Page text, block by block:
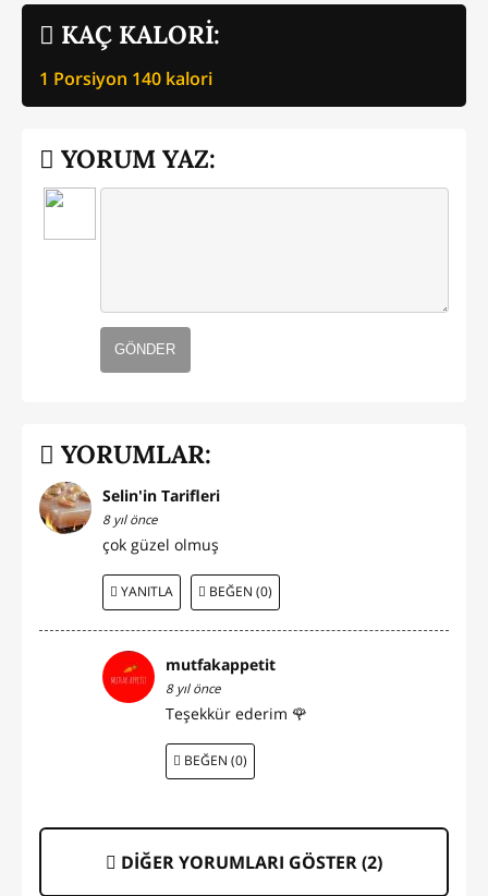
KAÇ KALORİ:
1 Porsiyon 140 kalori
YORUM YAZ:
GÖNDER
YORUMLAR:
Selin'in Tarifleri
8 yıl önce
çok güzel olmuş
YANITLA BEĞEN (0)
mutfakappetit
8 yıl önce
Teşekkür ederim 🌹
BEĞEN (0)
DİĞER YORUMLARI GÖSTER (2)